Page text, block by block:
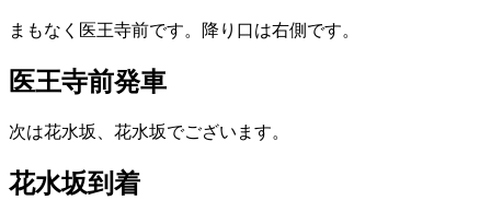
まもなく医王寺前です。降り口は右側です。
医王寺前発車
次は花水坂、花水坂でございます。
花水坂到着